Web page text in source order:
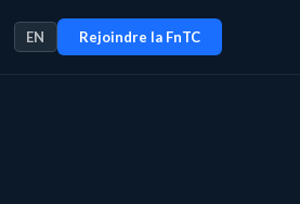
EN Rejoindre la FnTC